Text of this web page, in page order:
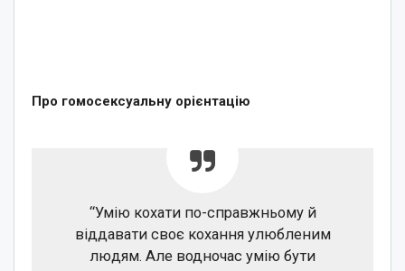
Про гомосексуальну орієнтацію
“Умію кохати по-справжньому й
віддавати своє кохання улюбленим
людям. Але водночас умію бути